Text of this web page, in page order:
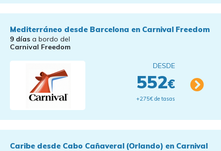
Mediterráneo desde Barcelona en Carnival Freedom
9 días a bordo del
Carnival Freedom
DESDE
552€
+275€ de tasas
Caribe desde Cabo Cañaveral (Orlando) en Carnival